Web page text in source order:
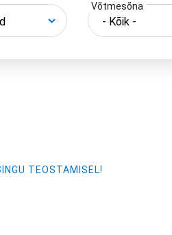
Võtmesõna
TEOSTAMISEL!